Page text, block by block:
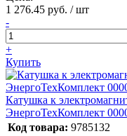
1 276.45 руб. / шт
-
+
Купить
Катушка к
ЭнергоТехКомплект
Код товара: 9785132